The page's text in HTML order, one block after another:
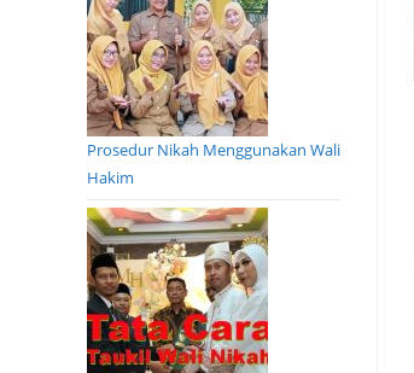
Prosedur Nikah Menggunakan Wali
Hakim